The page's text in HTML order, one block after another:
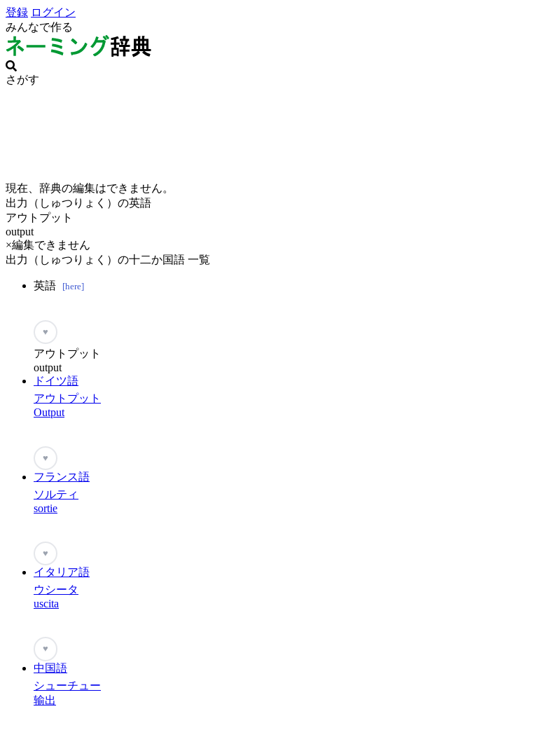
登録 ログイン
みんなで作る
さがす
現在、辞典の編集はできません。
出力（しゅつりょく）の英語
アウトプット
output
×編集できません
出力（しゅつりょく）の十二か国語 一覧
英語 [here]
♥
アウトプット
output
ドイツ語
アウトプット
Output
♥
フランス語
ソルティ
sortie
♥
イタリア語
ウシータ
uscita
♥
中国語
シューチュー
输出